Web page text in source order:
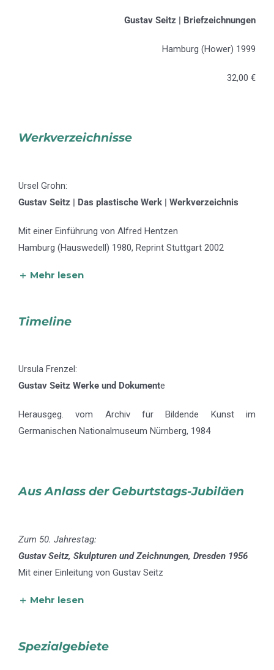
Gustav Seitz | Briefzeichnungen
Hamburg (Hower) 1999
32,00 €
Werkverzeichnisse
Ursel Grohn:
Gustav Seitz | Das plastische Werk | Werkverzeichnis
Mit einer Einführung von Alfred Hentzen
Hamburg (Hauswedell) 1980, Reprint Stuttgart 2002
Mehr lesen
Timeline
Ursula Frenzel:
Gustav Seitz Werke und Dokumente
Herausgeg. vom Archiv für Bildende Kunst im
Germanischen Nationalmuseum Nürnberg, 1984
Aus Anlass der Geburtstags-Jubiläen
Zum 50. Jahrestag:
Gustav Seitz, Skulpturen und Zeichnungen, Dresden 1956
Mit einer Einleitung von Gustav Seitz
Mehr lesen
Spezialgebiete